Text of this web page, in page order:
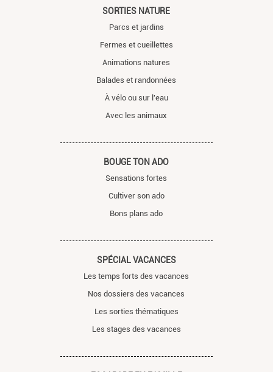
SORTIES NATURE
Parcs et jardins
Fermes et cueillettes
Animations natures
Balades et randonnées
À vélo ou sur l'eau
Avec les animaux
BOUGE TON ADO
Sensations fortes
Cultiver son ado
Bons plans ado
SPÉCIAL VACANCES
Les temps forts des vacances
Nos dossiers des vacances
Les sorties thématiques
Les stages des vacances